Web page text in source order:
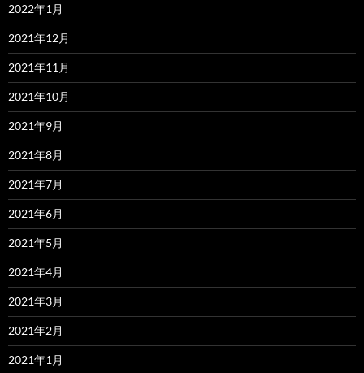
2022年1月
2021年12月
2021年11月
2021年10月
2021年9月
2021年8月
2021年7月
2021年6月
2021年5月
2021年4月
2021年3月
2021年2月
2021年1月